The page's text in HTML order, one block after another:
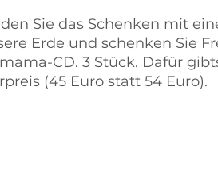
Sie das Schenken mit
Erde und schenken Sie
CD. 3 Stück. Dafür
(45 Euro statt 54 Euro).